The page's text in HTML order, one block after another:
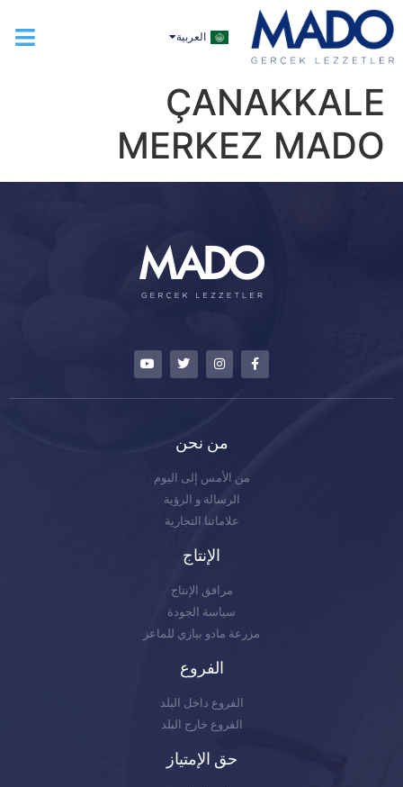
العربية
ENGLISH
ÇANAKKALE
MERKEZ MADO
من نحن
من الأمس إلى اليوم
الرسالة و الرؤية
علاماتنا التجارية
الإنتاج
مرافق الإنتاج
سياسة الجودة
مزرعة مادو بيازي للماعز
الفروع
الفروع داخل البلد
الفروع خارج البلد
حق الإمتياز